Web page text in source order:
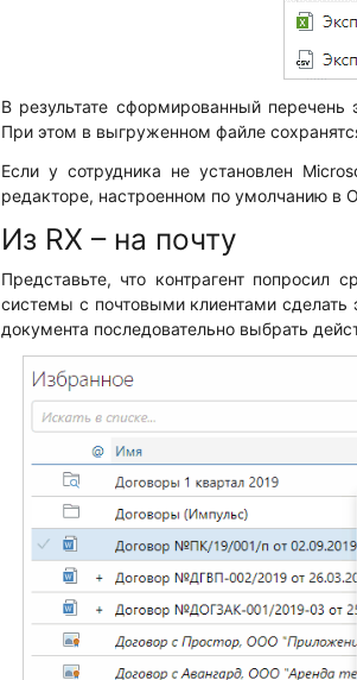
В результате сформированный перечень
При этом в выгруженном файле
Если у сотрудника не установлен
редакторе, настроенном по умолчанию в
Из RX – на почту
Представьте, что контрагент попросил
системы с почтовыми клиентами
документа последовательно выбрать